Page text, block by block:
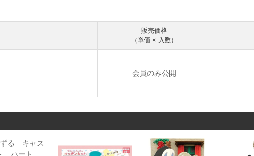
販売価格
（単価 × 入数）
会員のみ公開